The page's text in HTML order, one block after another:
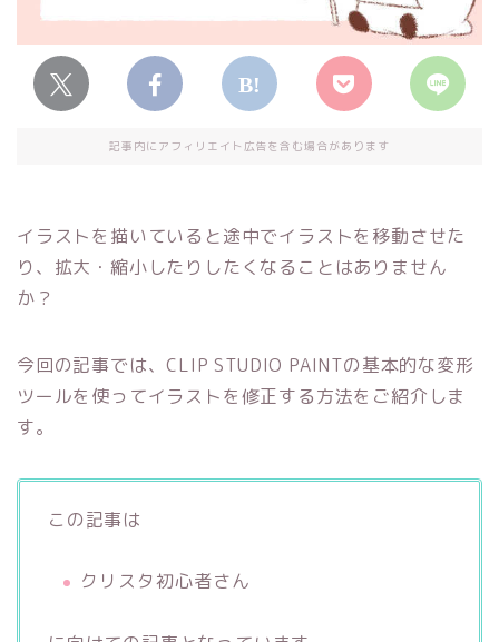
記事内にアフィリエイト広告を含む場合があります
イラストを描いていると途中でイラストを移動させた
り、拡大・縮小したりしたくなることはありません
か？
今回の記事では、CLIP STUDIO PAINTの基本的な変形
ツールを使ってイラストを修正する方法をご紹介しま
す。
この記事は
クリスタ初心者さん